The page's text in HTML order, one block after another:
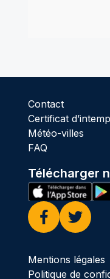
Contact
Certificat
Météo-villes
FAQ
Télécharger
Facebook
Twitter
Mentions légales
Politique de